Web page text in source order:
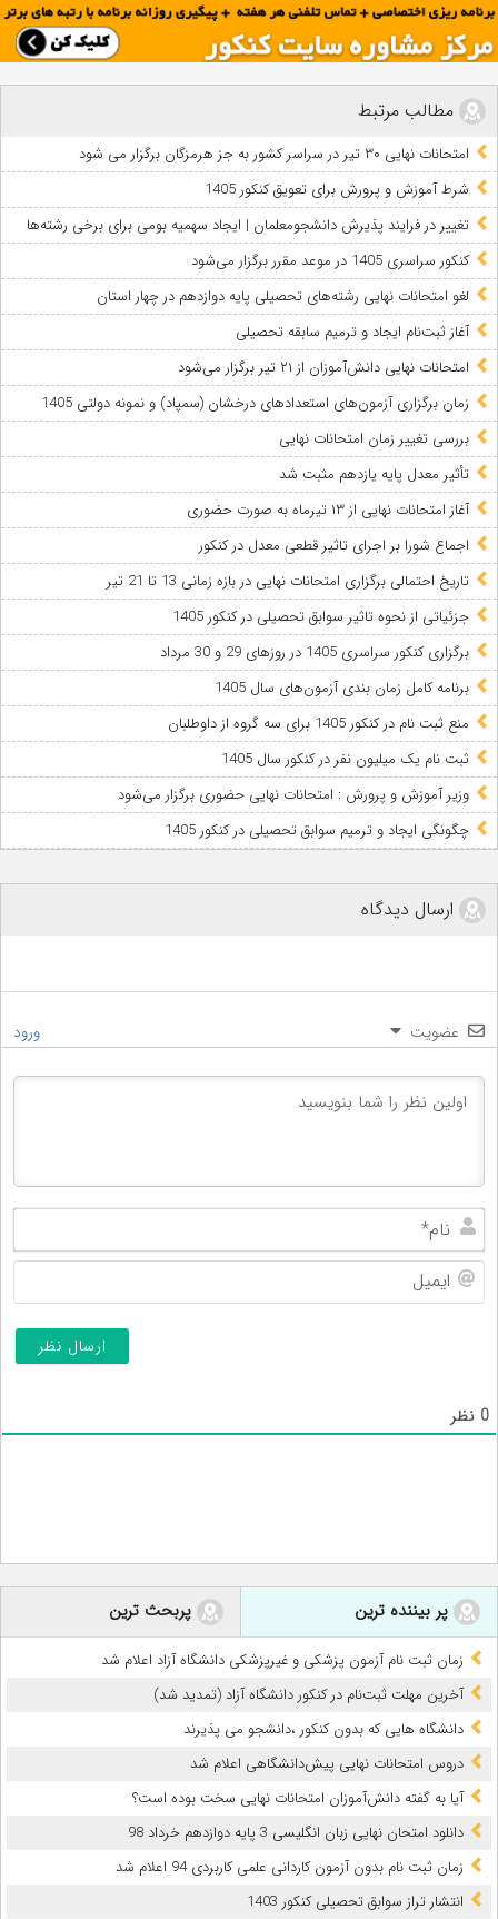
مطالب مرتبط
امتحانات نهایی ۳۰ تیر در سراسر کشور به جز هرمزگان برگزار می شود
شرط آموزش و پرورش برای تعویق کنکور 1405
تغییر در فرایند پذیرش دانشجومعلمان | ایجاد سهمیه بومی برای برخی رشته‌ها
کنکور سراسری 1405 در موعد مقرر برگزار می‌شود
لغو امتحانات نهایی رشته‌های تحصیلی پایه دوازدهم در چهار استان
آغاز ثبت‌نام ایجاد و ترمیم سابقه تحصیلی
امتحانات نهایی دانش‌آموزان از ۲۱ تیر برگزار می‌شود
زمان برگزاری آزمون‌های استعدادهای درخشان (سمپاد) و نمونه دولتی 1405
بررسی تغییر زمان امتحانات نهایی
تأثیر معدل پایه یازدهم مثبت شد
آغاز امتحانات نهایی از ۱۳ تیرماه به صورت حضوری
اجماع شورا بر اجرای تاثیر قطعی معدل در کنکور
تاریخ احتمالی برگزاری امتحانات نهایی در بازه زمانی 13 تا 21 تیر
جزئیاتی از نحوه تاثیر سوابق تحصیلی در کنکور 1405
برگزاری کنکور سراسری 1405 در روزهای 29 و 30 مرداد
برنامه کامل زمان بندی آزمون‌های سال 1405
منع ثبت نام در کنکور 1405 برای سه گروه از داوطلبان
ثبت نام یک میلیون نفر در کنکور سال 1405
وزیر آموزش و پرورش : امتحانات نهایی حضوری برگزار می‌شود
چگونگی ایجاد و ترمیم سوابق تحصیلی در کنکور 1405
ارسال دیدگاه
عضویت ورود
0 نظر
پر بیننده ترین پربحث ترین
زمان ثبت نام آزمون پزشکی و غیرپزشکی دانشگاه آزاد اعلام شد
آخرین مهلت ثبت‌نام در کنکور دانشگاه آزاد (تمدید شد)
دانشگاه هایی که بدون کنکور ،دانشجو می پذیرند
دروس امتحانات نهایی پیش‌دانشگاهی اعلام شد
آیا به گفته دانش‌آموزان امتحانات نهایی سخت بوده است؟
دانلود امتحان نهایی زبان انگلیسی 3 پایه دوازدهم خرداد 98
زمان ثبت نام بدون آزمون کاردانی علمی کاربردی 94 اعلام شد
انتشار تراز سوابق تحصیلی کنکور 1403